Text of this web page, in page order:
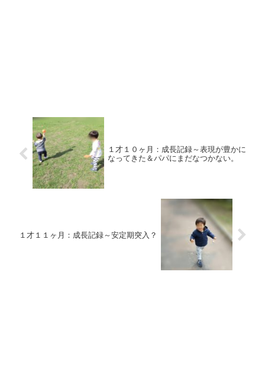
１才１０ヶ月：成長記録～表現が豊かに
なってきた＆パパにまだなつかない。
１才１１ヶ月：成長記録～安定期突入？